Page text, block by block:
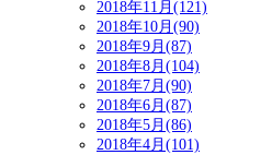
2018年11月(121)
2018年10月(90)
2018年9月(87)
2018年8月(104)
2018年7月(90)
2018年6月(87)
2018年5月(86)
2018年4月(101)